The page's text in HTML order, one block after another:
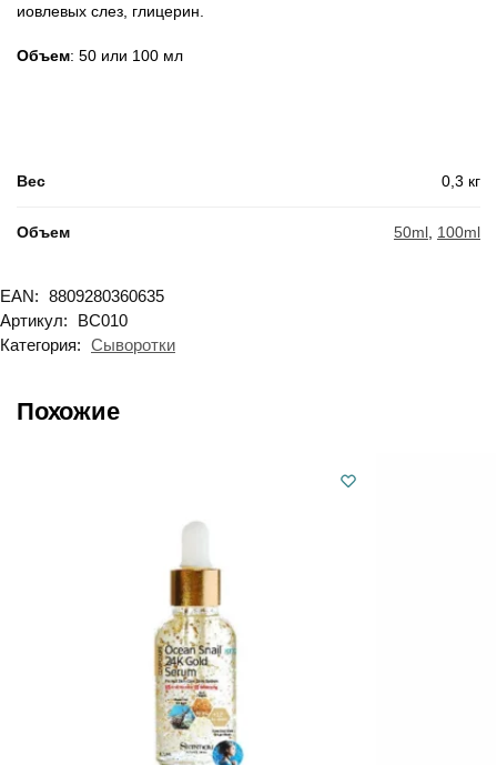
иовлевых слез, глицерин.
Объем: 50 или 100 мл
Вес 0,3 кг
Объем 50ml 100ml
EAN: 8809280360635
Артикул:
BC010
Категория: Сыворотки
Похожие